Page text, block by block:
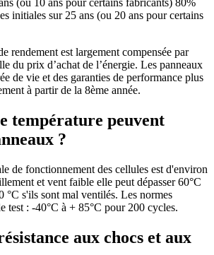
(ou 10 ans pour certains fabricants) 80%
initiales sur 25 ans (ou 20 ans pour certains
rendement est largement compensée par
du prix d’achat de l’énergie. Les panneaux
de vie et des garanties de performance plus
à partir de la 8ème année.
température peuvent
?
de fonctionnement des cellules est d'environ
et vent faible elle peut dépasser 60°C
°C s'ils sont mal ventilés. Les normes
test : -40°C à + 85°C pour 200 cycles.
aux chocs et aux